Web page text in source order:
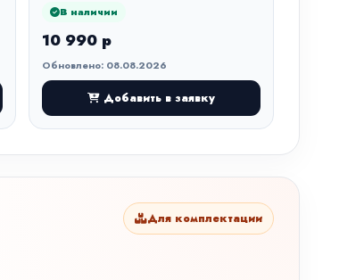
В наличии
10 990 р
Обновлено: 08.08.2026
Добавить в заявку
Для комплектации